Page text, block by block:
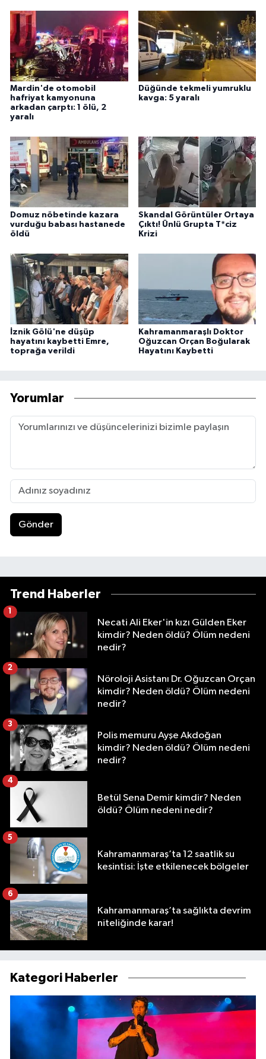
Mardin'de otomobil
hafriyat kamyonuna
arkadan çarptı: 1 ölü, 2
yaralı
Düğünde tekmeli yumruklu
kavga: 5 yaralı
Domuz nöbetinde kazara
vurduğu babası hastanede
öldü
Skandal Görüntüler Ortaya
Çıktı! Ünlü Grupta T*ciz
Krizi
İznik Gölü'ne düşüp
hayatını kaybetti Emre,
toprağa verildi
Kahramanmaraşlı Doktor
Oğuzcan Orçan Boğularak
Hayatını Kaybetti
Yorumlar
Gönder
Trend Haberler
Necati Ali Eker'in kızı Gülden Eker
kimdir? Neden öldü? Ölüm nedeni
nedir?
Nöroloji Asistanı Dr. Oğuzcan Orçan
kimdir? Neden öldü? Ölüm nedeni
nedir?
2
Polis memuru Ayşe Akdoğan
kimdir? Neden öldü? Ölüm nedeni
nedir?
3
Betül Sena Demir kimdir? Neden
öldü? Ölüm nedeni nedir?
4
Kahramanmaraş’ta 12 saatlik su
kesintisi: İşte etkilenecek bölgeler
5
Kahramanmaraş’ta sağlıkta devrim
niteliğinde karar!
6
Kategori Haberler